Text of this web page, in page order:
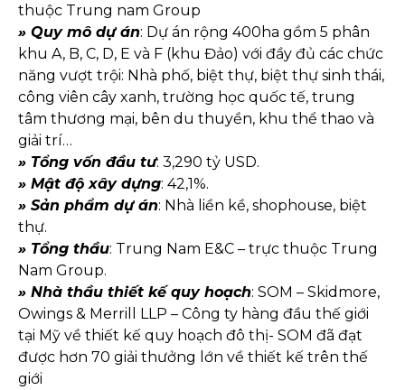
thuộc Trung nam Group
» Quy mô dự án: Dự án rộng 400ha gồm 5 phân
khu A, B, C, D, E và F (khu Đảo) với đầy đủ các chức
năng vượt trội: Nhà phố, biệt thự, biệt thự sinh thái,
công viên cây xanh, trường học quốc tế, trung
tâm thương mại, bên du thuyền, khu thể thao và
giải trí…
» Tổng vốn đầu tư: 3,290 tỷ USD.
» Mật độ xây dựng: 42,1%.
» Sản phẩm dự án: Nhà liền kề, shophouse, biệt
thự.
» Tổng thầu: Trung Nam E&C – trực thuộc Trung
Nam Group.
» Nhà thầu thiết kế quy hoạch: SOM – Skidmore,
Owings & Merrill LLP – Công ty hàng đầu thế giới
tại Mỹ về thiết kế quy hoạch đô thị- SOM đã đạt
được hơn 70 giải thưởng lớn về thiết kế trên thế
giới